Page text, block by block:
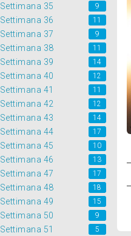
Settimana 35 9
Settimana 36 11
Settimana 37 9
Settimana 38 11
Settimana 39 14
Settimana 40 12
Settimana 41 11
Settimana 42 12
Settimana 43 14
Settimana 44 17
Settimana 45 10
Settimana 46 13
Settimana 47 17
Settimana 48 18
Settimana 49 15
Settimana 50 9
Settimana 51 5